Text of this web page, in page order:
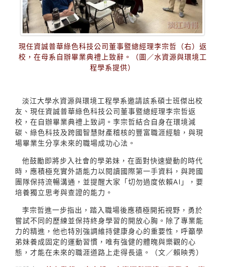
現任資誠普華綠色科技公司董事暨總經理李宗哲（右）返
校，在母系自辦畢業典禮上致辭。（圖／水資源與環境工
程學系提供）
淡江大學水資源與環境工程學系邀請該系碩士班傑出校
友、現任資誠普華綠色科技公司董事暨總經理李宗哲返
校，在自辦畢業典禮上致詞。李宗哲結合自身在環境減
碳、綠色科技及跨國智慧財產稽核的豐富職涯經驗，與現
場畢業生分享未來的職場成功心法。
他鼓勵即將步入社會的學弟妹，在面對快速變動的時代
時，應積極充實外語能力以閱讀國際第一手資料，與跨國
團隊保持流暢溝通，並提醒大家「切勿過度依賴AI」，要
培養獨立思考與查證的能力。
李宗哲進一步指出，踏入職場後應積極開拓視野，勇於
嘗試不同的歷練並保持終身學習的開放心胸。除了專業能
力的精進，他也特別強調維持健康身心的重要性，呼籲學
弟妹養成固定的運動習慣，唯有強健的體魄與樂觀的心
態，才能在未來的職涯道路上走得長遠。（文／賴映秀）